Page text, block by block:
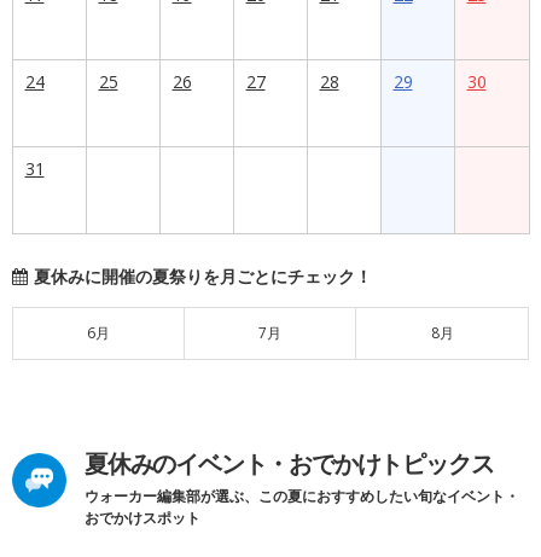
24 25 26 27 28 29 30
31
夏休みに開催の夏祭りを月ごとにチェック！
6月 7月 8月
夏休みのイベント・おでかけトピックス
ウォーカー編集部が選ぶ、この夏におすすめしたい旬なイベント・
おでかけスポット